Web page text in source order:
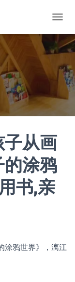
换
航
从画
涂鸦
书,亲
涂鸦世界》，漓江